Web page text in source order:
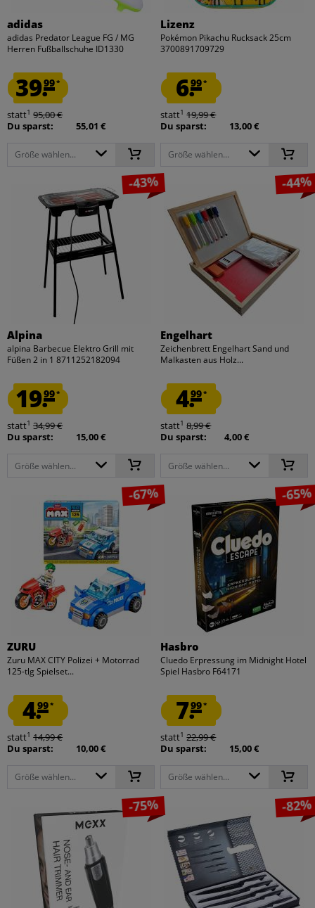
adidas
adidas Predator League FG / MG
Herren Fußballschuhe ID1330
39.99*
statt1 95,00 €
Du sparst:
55,01 €
Größe wählen...
Lizenz
Pokémon Pikachu Rucksack 25cm
3700891709729
6.99*
statt1 19,99 €
Du sparst:
13,00 €
Größe wählen...
-43%
Alpina
alpina Barbecue Elektro Grill mit
Füßen 2 in 1 8711252182094
19.99*
statt1 34,99 €
Du sparst:
15,00 €
Größe wählen...
-44%
Engelhart
Zeichenbrett Engelhart Sand und
Malkasten aus Holz...
4.99*
statt1 8,99 €
Du sparst:
4,00 €
Größe wählen...
-67%
ZURU
Zuru MAX CITY Polizei + Motorrad
125-tlg Spielset...
4.99*
statt1 14,99 €
Du sparst:
10,00 €
Größe wählen...
-65%
Hasbro
Cluedo Erpressung im Midnight Hotel
Spiel Hasbro F64171
7.99*
statt1 22,99 €
Du sparst:
15,00 €
Größe wählen...
-75% -82%